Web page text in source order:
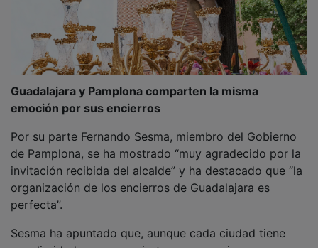
emoción por sus encierros
de Pamplona, se ha mostrado “muy agradecido por la
invitación recibida del alcalde” y ha destacado que “la
organización de los encierros de Guadalajara es
perfecta”.
peculiaridades que convierten a sus encierros en